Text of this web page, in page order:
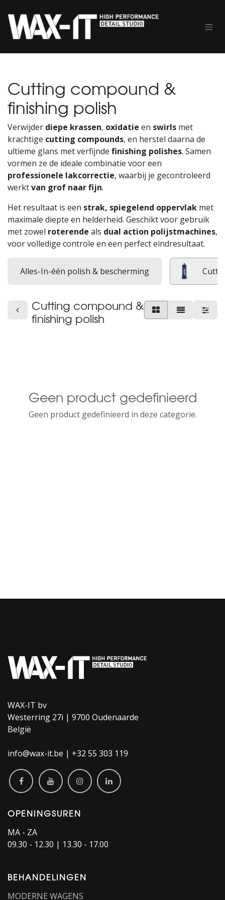
Cutting compound &
finishing polish
Verwijder diepe krassen, oxidatie en swirls met
krachtige cutting compounds, en herstel daarna de
ultieme glans met verfijnde finishing polishes. Samen
vormen ze de ideale combinatie voor een
professionele lakcorrectie, waarbij je gecontroleerd
werktvan grof naar fijn.
Het resultaat is een strak, spiegelend oppervlak met
maximale diepte en helderheid. Geschikt voor gebruik
met zowel roterende als dual action polijstmachines,
voor volledige controle en een perfect eindresultaat.
Alles-In-één polish & bescherming
Cutting compound &
finishing polish
Geen product gedefinieerd
Geen product gedefinieerd in deze categorie.
WAX-IT bv
Westerring 27i | 9700 Oudenaarde
België
info@wax-it.be | +32 55 303 119
OPENINGSUREN
MA - ZA
09.30 - 12.30 | 13.30 - 17.00
BEHANDELINGEN
MODERNE WAGENS